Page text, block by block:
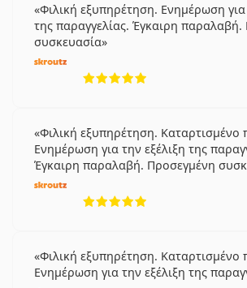
Φιλική εξυπηρέτηση. Ενημέρωση για
της παραγγελίας. Έγκαιρη
συσκευασία
Φιλική εξυπηρέτηση. Καταρτισμένο
Ενημέρωση για την εξέλιξη της
Έγκαιρη παραλαβή. Προσεγμένη
Φιλική εξυπηρέτηση. Καταρτισμένο
Ενημέρωση για την εξέλιξη της